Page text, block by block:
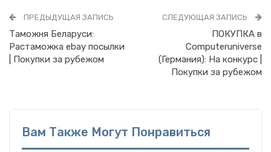
ПРЕДЫДУЩАЯ ЗАПИСЬ
Таможня Беларуси:
Растаможка ebay посылки
| Покупки за рубежом
СЛЕДУЮЩАЯ ЗАПИСЬ
ПОКУПКА в
Сomputeruniverse
(Германия): На конкурс |
Покупки за рубежом
Вам Также Могут Понравиться